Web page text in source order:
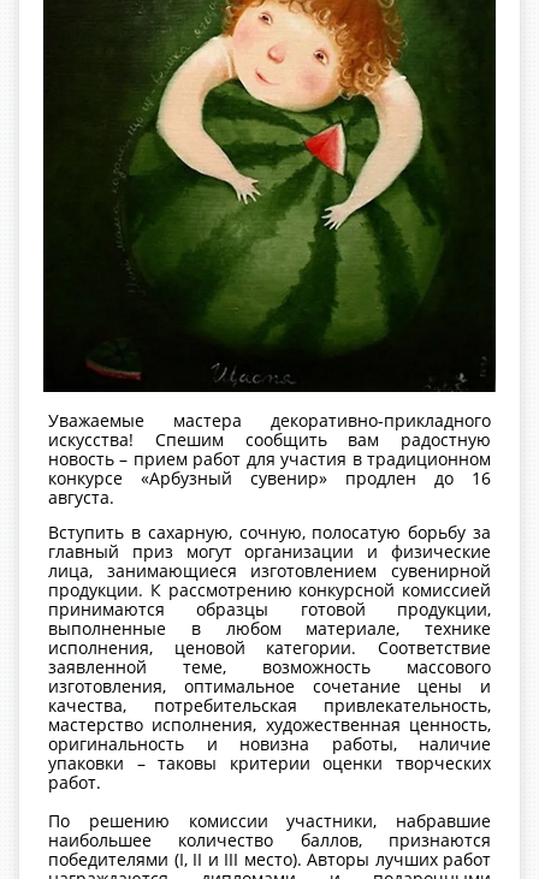
Уважаемые мастера декоративно-прикладного
искусства! Спешим сообщить вам радостную
новость – прием работ для участия в традиционном
конкурсе «Арбузный сувенир» продлен до 16
августа.
Вступить в сахарную, сочную, полосатую борьбу за
главный приз могут организации и физические
лица, занимающиеся изготовлением сувенирной
продукции. К рассмотрению конкурсной комиссией
принимаются образцы готовой продукции,
выполненные в любом материале, технике
исполнения, ценовой категории. Соответствие
заявленной теме, возможность массового
изготовления, оптимальное сочетание цены и
качества, потребительская привлекательность,
мастерство исполнения, художественная ценность,
оригинальность и новизна работы, наличие
упаковки – таковы критерии оценки творческих
работ.
По решению комиссии участники, набравшие
наибольшее количество баллов, признаются
победителями (I, II и III место). Авторы лучших работ